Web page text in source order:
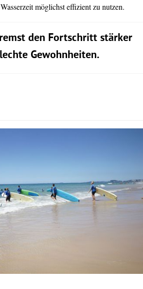
möglichst effizient zu nutzen.
den Fortschritt stärker
Gewohnheiten.